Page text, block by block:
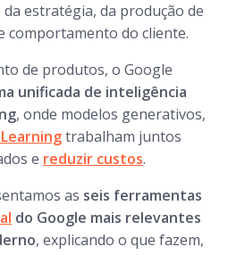
estratégia, da produção de
comportamento do cliente.
de produtos, o Google
unificada de inteligência
, onde modelos generativos,
trabalham juntos
e reduzir custos.
as seis ferramentas
do Google mais relevantes
, explicando o que fazem,